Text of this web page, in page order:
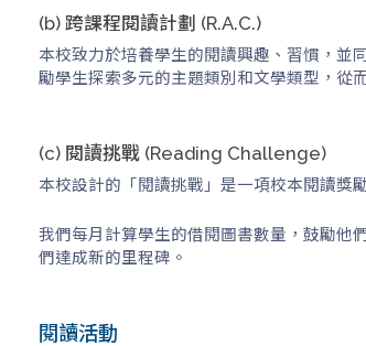
(b) 跨課程閱讀計劃 (R.A.C.)
本校致力於培養學生的閱讀興趣、習慣，並
勵學生探索多元的主題類別和文學類型，從
(c) 閱讀挑戰 (Reading Challenge)
本校設計的「閱讀挑戰」是一項校本閱讀獎
我們每月計算學生的借閱圖書數量，鼓勵他
們達成新的里程碑。
閱讀活動